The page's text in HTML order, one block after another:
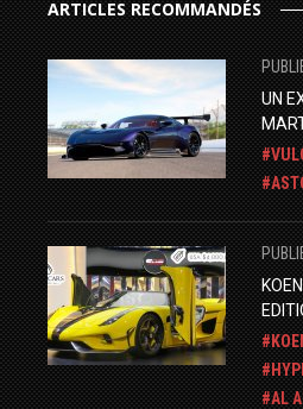
ARTICLES RECOMMANDÉS
UN
AL